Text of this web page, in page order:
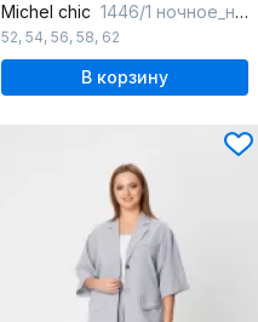
Michel chic 1446/1 ночное_небо
52, 54, 56, 58, 62
В корзину